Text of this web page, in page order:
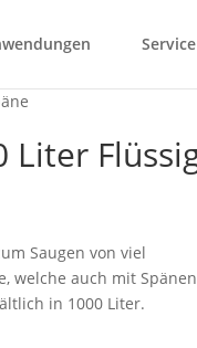
Service
Liter
Saugen von viel
welche auch mit Spänen
in 1000 Liter.